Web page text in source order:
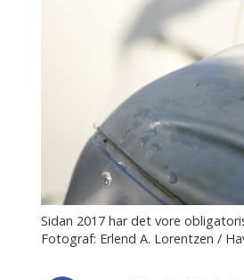
Sidan 2017 har det vore
Fotograf: Erlend A. Lorentzen /